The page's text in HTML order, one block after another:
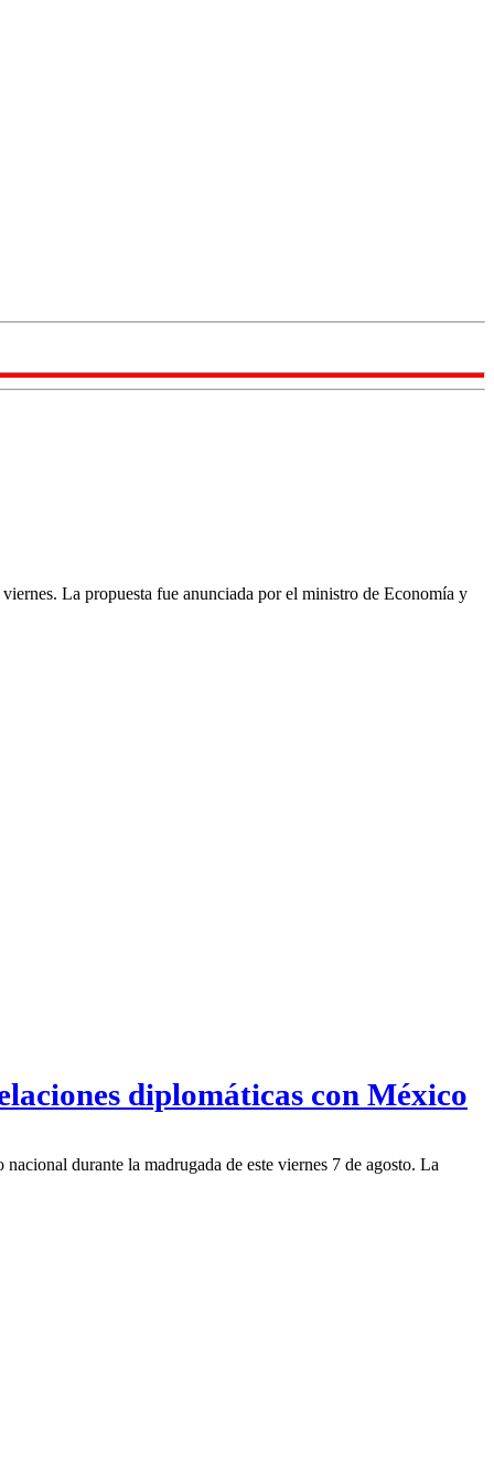
La propuesta fue anunciada por el ministro de Economía y
diplomáticas con México
durante la madrugada de este viernes 7 de agosto. La